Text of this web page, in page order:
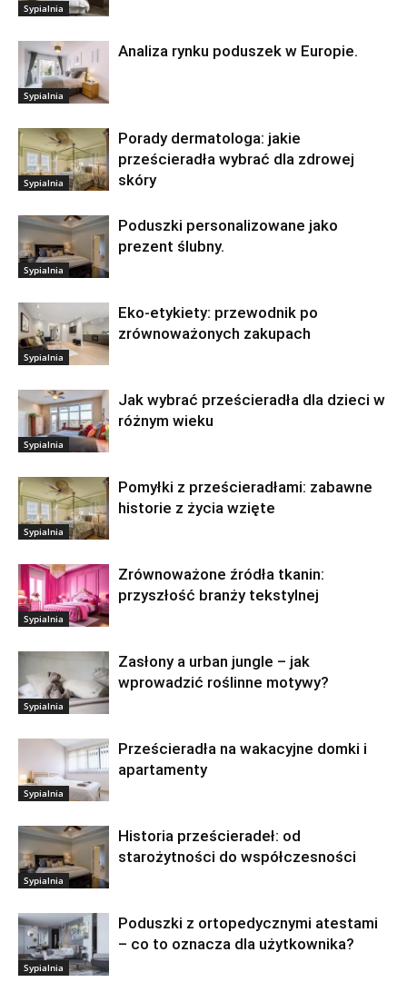
Sypialnia
Sypialnia
Analiza rynku poduszek w Europie.
Sypialnia
Porady dermatologa: jakie
prześcieradła wybrać dla zdrowej
skóry
Sypialnia
Poduszki personalizowane jako
prezent ślubny.
Sypialnia
Eko-etykiety: przewodnik po
zrównoważonych zakupach
Sypialnia
Jak wybrać prześcieradła dla dzieci w
różnym wieku
Sypialnia
Pomyłki z prześcieradłami: zabawne
historie z życia wzięte
Sypialnia
Zrównoważone źródła tkanin:
przyszłość branży tekstylnej
Sypialnia
Zasłony a urban jungle – jak
wprowadzić roślinne motywy?
Sypialnia
Prześcieradła na wakacyjne domki i
apartamenty
Sypialnia
Historia prześcieradeł: od
starożytności do współczesności
Sypialnia
Poduszki z ortopedycznymi atestami
– co to oznacza dla użytkownika?